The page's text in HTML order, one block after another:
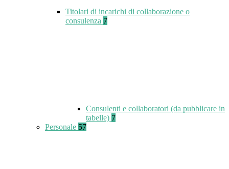
Titolari di incarichi di collaborazione o
consulenza 7
Consulenti e collaboratori (da pubblicare in
tabelle) 7
Personale 57